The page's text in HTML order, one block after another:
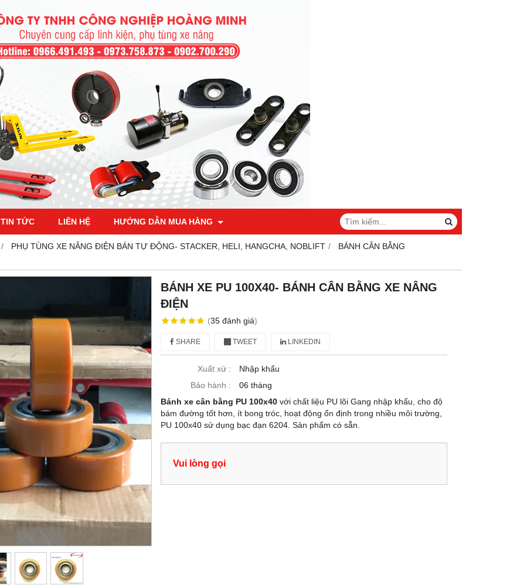
TIN TỨC LIÊN HỆ HƯỚNG DẪN MUA HÀNG
PHỤ TÙNG XE NÂNG ĐIỆN BÁN TỰ ĐỘNG- STACKER, HELI, HANGCHA, NOBLIFT
BÁNH CÂN BẰNG
BÁNH XE PU 100X40- BÁNH CÂN BẰNG XE NÂNG
ĐIỆN
(35 đánh giá)
SHARE TWEET LINKEDIN
Xuất xứ :
Nhập khẩu
Bảo hành :
06 tháng
Bánh xe cân bằng PU 100x40 với chất liệu PU lõi Gang nhập khẩu, cho độ
bám đường tốt hơn, ít bong tróc, hoạt động ổn định trong nhiều môi trường,
PU 100x40 sử dụng bạc đạn 6204. Sản phẩm có sẵn.
Vui lòng gọi